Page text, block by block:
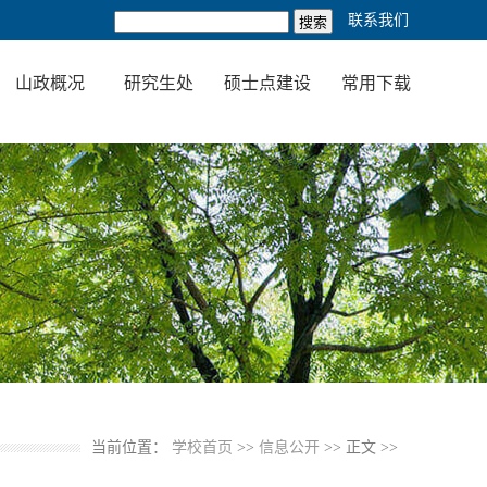
联系我们
山政概况 研究生处 硕士点建设 常用下载
当前位置： 学校首页 >> 信息公开>> 正文 >>